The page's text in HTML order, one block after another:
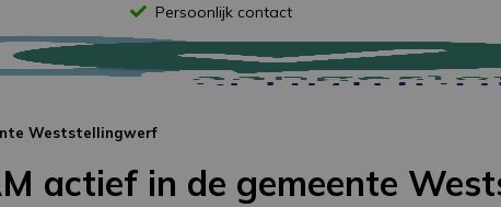
Persoonlijk contact
Weststellingwerf
actief in de gemeente